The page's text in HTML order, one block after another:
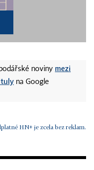
noviny mezi
na Google
HN+ je zcela bez reklam.